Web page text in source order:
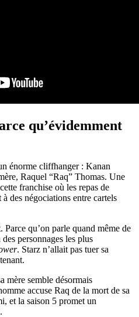
qu’évidemment
énorme cliffhanger : Kanan
Raquel “Raq” Thomas. Une
franchise où les repas de
des négociations entre cartels
Parce qu’on parle quand même de
personnages les plus
. Starz n’allait pas tuer sa
mère semble désormais
accuse Raq de la mort de sa
et la saison 5 promet un